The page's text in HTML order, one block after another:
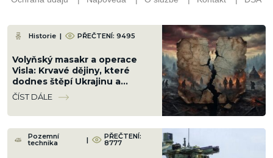
Historie | PŘEČTENÍ: 9495
Volyňský masakr a operace
Visla: Krvavé dějiny, které
dodnes štěpí Ukrajinu a
Polsko. Kreml jen přihlíží a
slaví
ČÍST DÁLE
Pozemní
technika | PŘEČTENÍ:
8777